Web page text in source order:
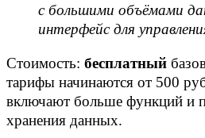
с большими объёмами
интерфейс для
Стоимость: бесплатный
тарифы начинаются от 500
включают больше функций и
хранения данных.